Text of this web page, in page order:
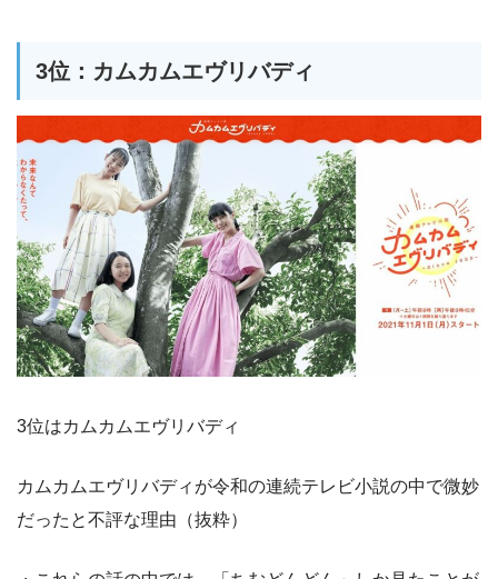
3位：カムカムエヴリバディ
3位はカムカムエヴリバディ
カムカムエヴリバディが令和の連続テレビ小説の中で微妙
だったと不評な理由（抜粋）